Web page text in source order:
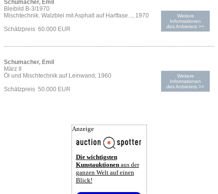
Schumacher, Emil
Bleibild B-3/1970
Mischtechnik. Walzblei mit Asphalt auf Hartfase..., 1970
Schätzpreis 60.000 EUR
Weitere
Informationen
des Anbieters >>
Schumacher, Emil
März II
Öl und Mischtechnik auf Leinwand, 1960
Schätzpreis 50.000 EUR
Weitere
Informationen
des Anbieters >>
Anzeige
Die wichtigsten
Kunstauktionenaus der
ganzen Welt auf einen
Blick!